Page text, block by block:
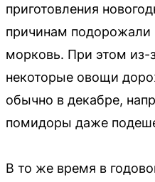
приготовления
причинам подорожали
морковь. При этом из-
некоторые овощи
обычно в декабре,
помидоры даже
В то же время в